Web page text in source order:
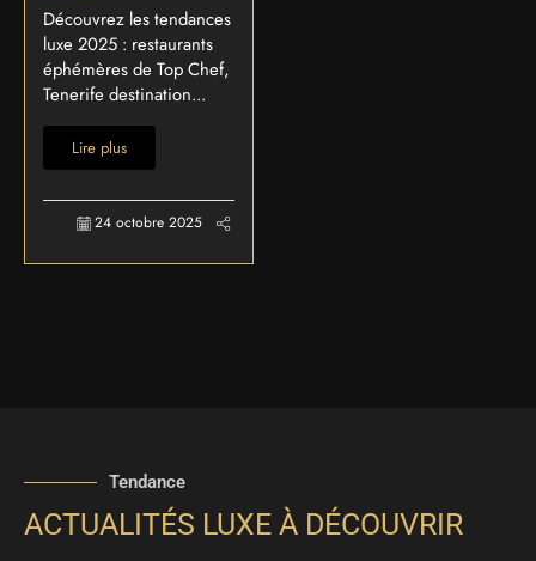
Découvrez les tendances
luxe 2025 : restaurants
éphémères de Top Chef,
Tenerife destination...
Lire plus
24 octobre 2025
Tendance
ACTUALITÉS LUXE À DÉCOUVRIR